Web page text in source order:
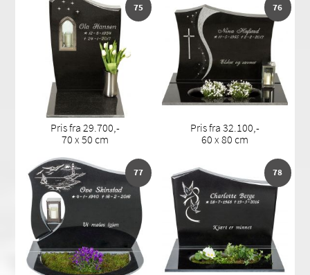
75
Pris fra 29.700,-
70 x 50 cm
76
Pris fra 32.100,-
60 x 80 cm
77 78